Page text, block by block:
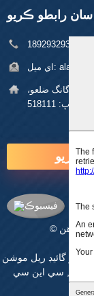
سان رابطو ڪريو
اي ميل:
لانگ گانگ ضلعو،
زپ: 518111
ڪريو
گائيڊ ريل موشن
, سي اين سي